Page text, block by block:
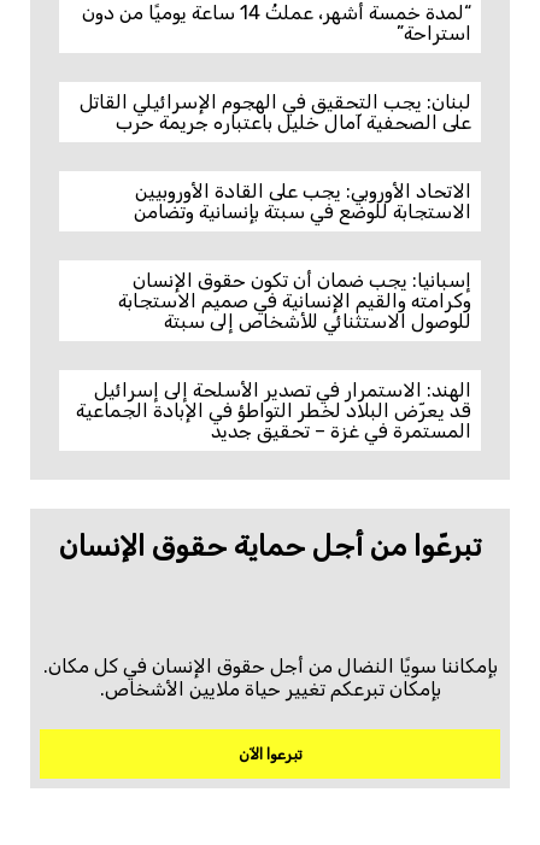
“لمدة خمسة أشهر، عملتُ 14 ساعة يوميًا من دون
استراحة”
لبنان: يجب التحقيق في الهجوم الإسرائيلي القاتل
على الصحفية آمال خليل باعتباره جريمة حرب
الاتحاد الأوروبي: يجب على القادة الأوروبيين
الاستجابة للوضع في سبتة بإنسانية وتضامن
إسبانيا: يجب ضمان أن تكون حقوق الإنسان
وكرامته والقيم الإنسانية في صميم الاستجابة
للوصول الاستثنائي للأشخاص إلى سبتة
الهند: الاستمرار في تصدير الأسلحة إلى إسرائيل
قد يعرّض البلاد لخطر التواطؤ في الإبادة الجماعية
المستمرة في غزة – تحقيق جديد
تبرعّوا من أجل حماية حقوق الإنسان
بإمكاننا سويًا النضال من أجل حقوق الإنسان في كل مكان.
بإمكان تبرعكم تغيير حياة ملايين الأشخاص.
تبرعوا الآن